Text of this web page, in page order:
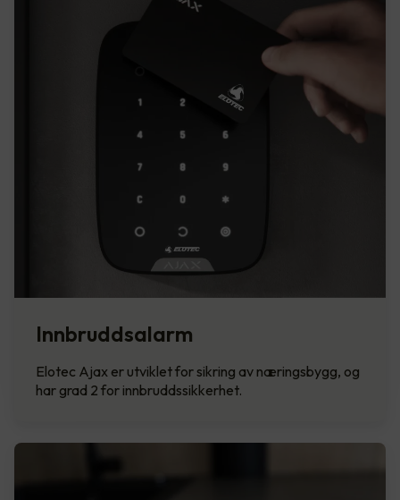
Innbruddsalarm
Elotec Ajax er utviklet for sikring av næringsbygg, og
har grad 2 for innbruddssikkerhet.